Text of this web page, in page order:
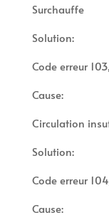
Surchauffe
Solution:
Code erreur
Cause:
Circulation
Solution:
Code erreur
Cause: